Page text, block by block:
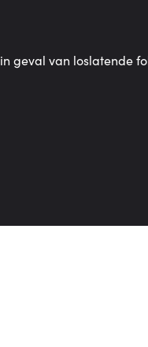
geval van loslatende